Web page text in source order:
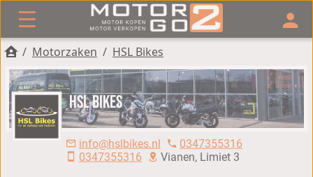
/ Motorzaken / HSL Bikes
HSL Bikes
info@hslbikes.nl
0347355316
0347355316
Vianen, Limiet 3